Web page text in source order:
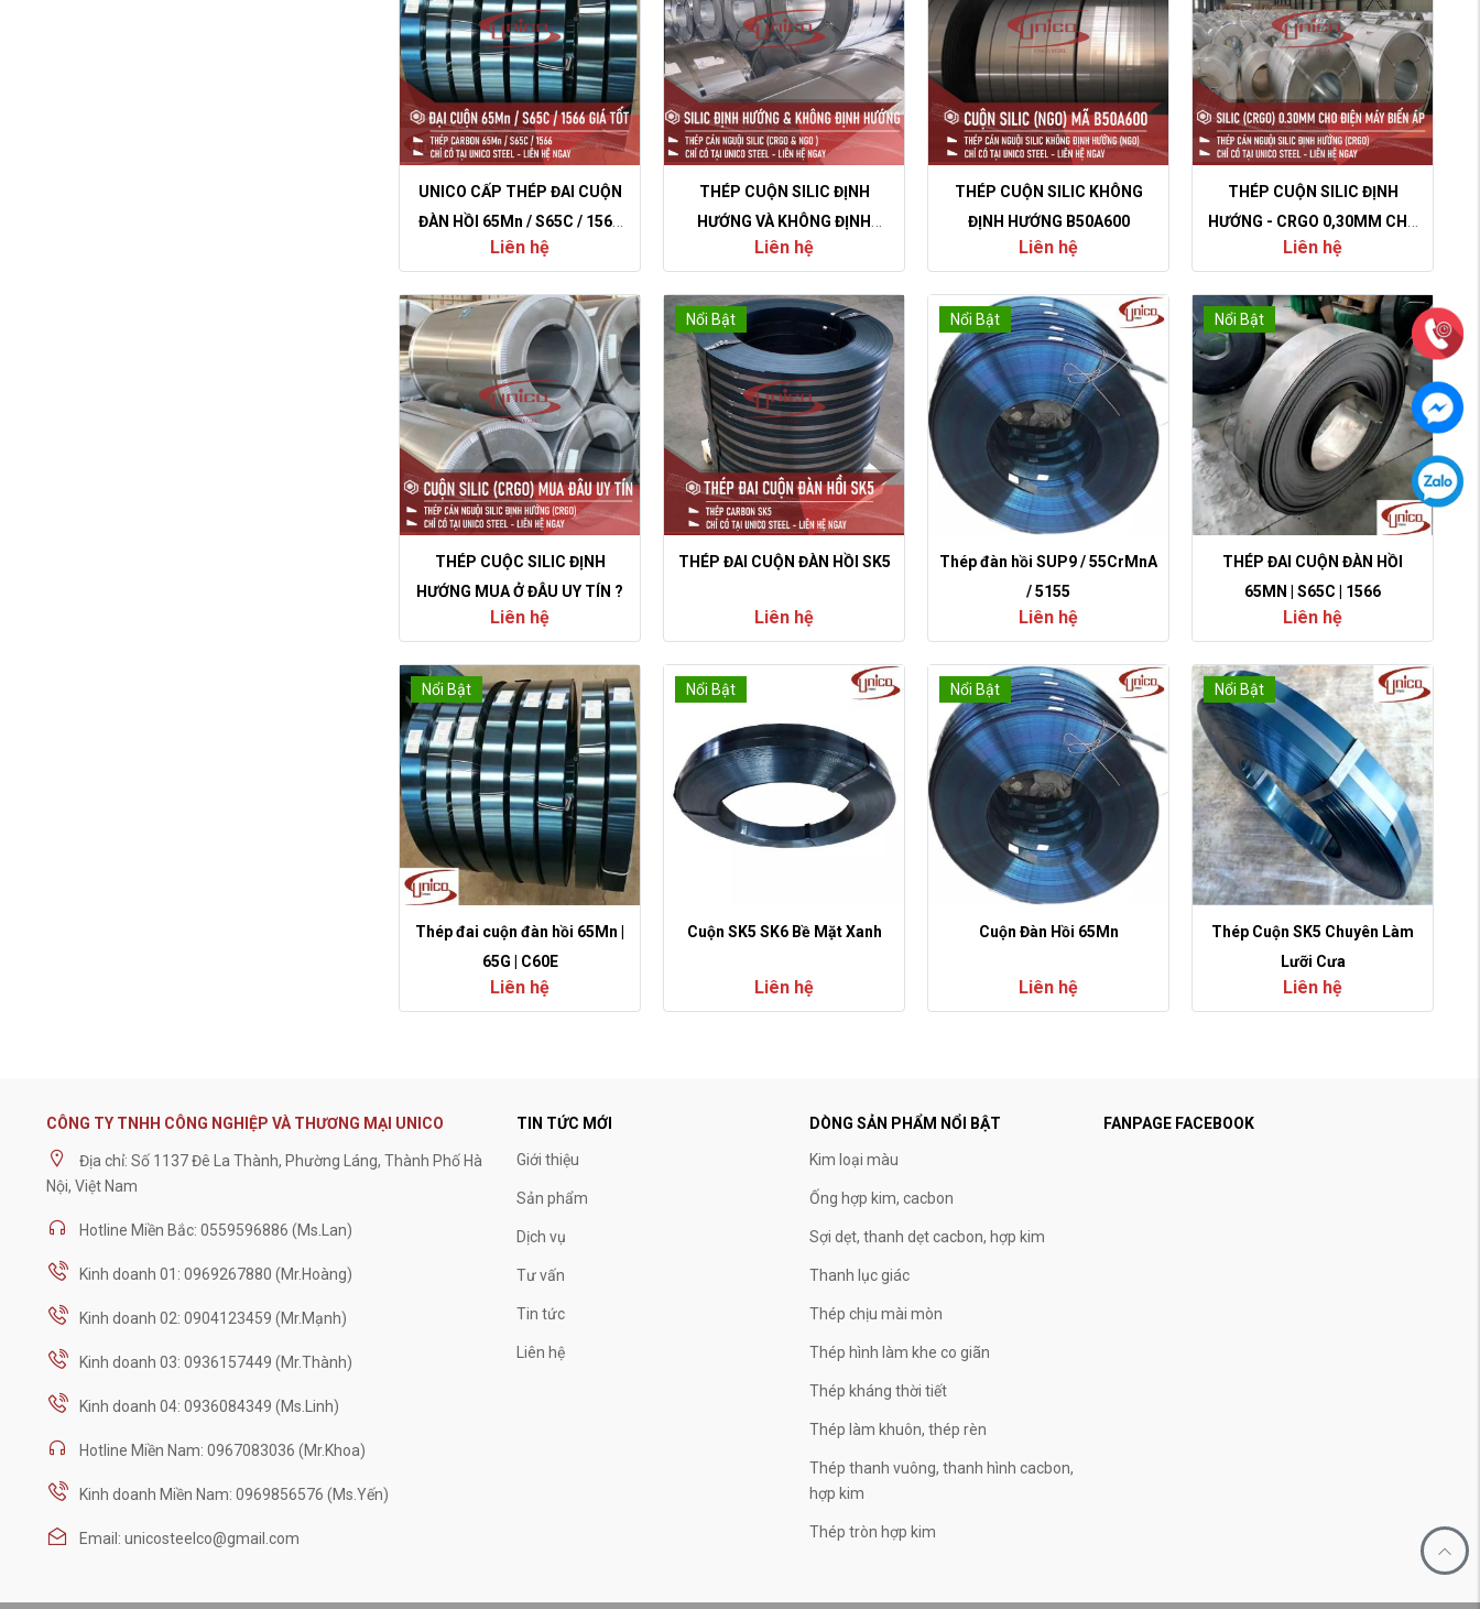
UNICO CẤP THÉP ĐAI CUỘN
ĐÀN HỒI 65Mn / S65C / 1566
GIÁ TỐT
Liên hệ
THÉP CUỘN SILIC ĐỊNH
HƯỚNG VÀ KHÔNG ĐỊNH
HƯỚNG ĐIỂM KHÁC NHAU ?
Liên hệ
THÉP CUỘN SILIC KHÔNG
ĐỊNH HƯỚNG B50A600
Liên hệ
THÉP CUỘN SILIC ĐỊNH
HƯỚNG - CRGO 0,30MM CHO
THÉP ĐIỆN MÁY BIẾN ÁP
Liên hệ
THÉP CUỘC SILIC ĐỊNH
HƯỚNG MUA Ở ĐÂU UY TÍN ?
Liên hệ
Nổi Bật
THÉP ĐAI CUỘN ĐÀN HỒI SK5
Liên hệ
Nổi Bật
Thép đàn hồi SUP9 / 55CrMnA
/ 5155
Liên hệ
Nổi Bật
THÉP ĐAI CUỘN ĐÀN HỒI
65MN | S65C | 1566
Liên hệ
Nổi Bật
Thép đai cuộn đàn hồi 65Mn |
65G | C60E
Liên hệ
Nổi Bật
Cuộn SK5 SK6 Bề Mặt Xanh
Liên hệ
Nổi Bật
Cuộn Đàn Hồi 65Mn
Liên hệ
Nổi Bật
Thép Cuộn SK5 Chuyên Làm
Lưỡi Cưa
Liên hệ
CÔNG TY TNHH CÔNG NGHIỆP VÀ THƯƠNG MẠI UNICO
Địa chỉ: Số 1137 Đê La Thành, Phường Láng, Thành Phố Hà
Nội, Việt Nam
Hotline Miền Bắc: 0559596886 (Ms.Lan)
Kinh doanh 01: 0969267880 (Mr.Hoàng)
Kinh doanh 02: 0904123459 (Mr.Mạnh)
Kinh doanh 03: 0936157449 (Mr.Thành)
Kinh doanh 04: 0936084349 (Ms.Linh)
Hotline Miền Nam: 0967083036 (Mr.Khoa)
Kinh doanh Miền Nam: 0969856576 (Ms.Yến)
Email: unicosteelco@gmail.com
TIN TỨC MỚI
Giới thiệu
Sản phẩm
Dịch vụ
Tư vấn
Tin tức
Liên hệ
DÒNG SẢN PHẨM NỔI BẬT
Kim loại màu
Ống hợp kim, cacbon
Sợi dẹt, thanh dẹt cacbon, hợp kim
Thanh lục giác
Thép chịu mài mòn
Thép hình làm khe co giãn
Thép kháng thời tiết
Thép làm khuôn, thép rèn
Thép thanh vuông, thanh hình cacbon,
hợp kim
Thép tròn hợp kim
FANPAGE FACEBOOK